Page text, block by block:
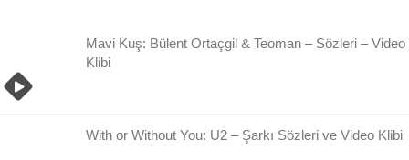
Mavi Kuş: Bülent Ortaçgil & Teoman – Sözleri – Video
Klibi
With or Without You: U2 – Şarkı Sözleri ve Video Klibi